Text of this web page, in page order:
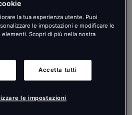
la tua esperienza utente. Puoi
le impostazioni e modificare le
Scopri di più nella nostra
Accetta tutti
le impostazioni